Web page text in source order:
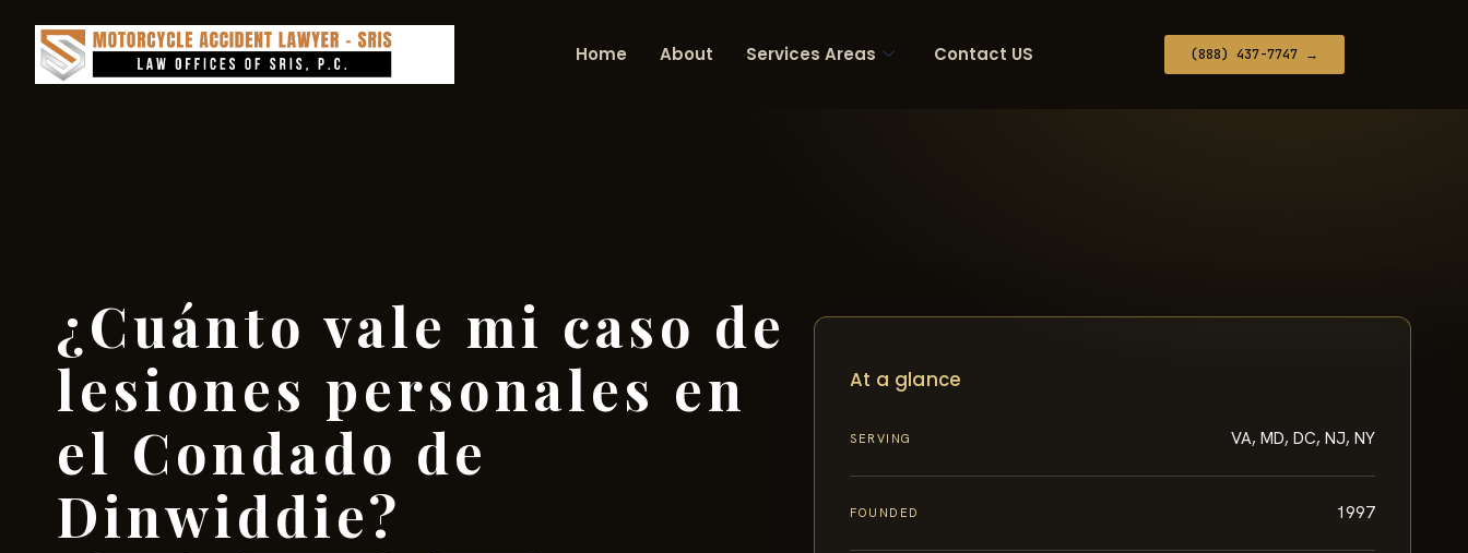
Home About Services Areas Contact US (888) 437-7747 →
¿Cuánto vale mi caso de
lesiones personales en
el Condado de
Dinwiddie?
At a glance
SERVING VA, MD, DC, NJ, NY
FOUNDED 1997